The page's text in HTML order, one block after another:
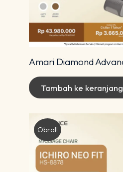
Tambah ke keranjang
Obral!